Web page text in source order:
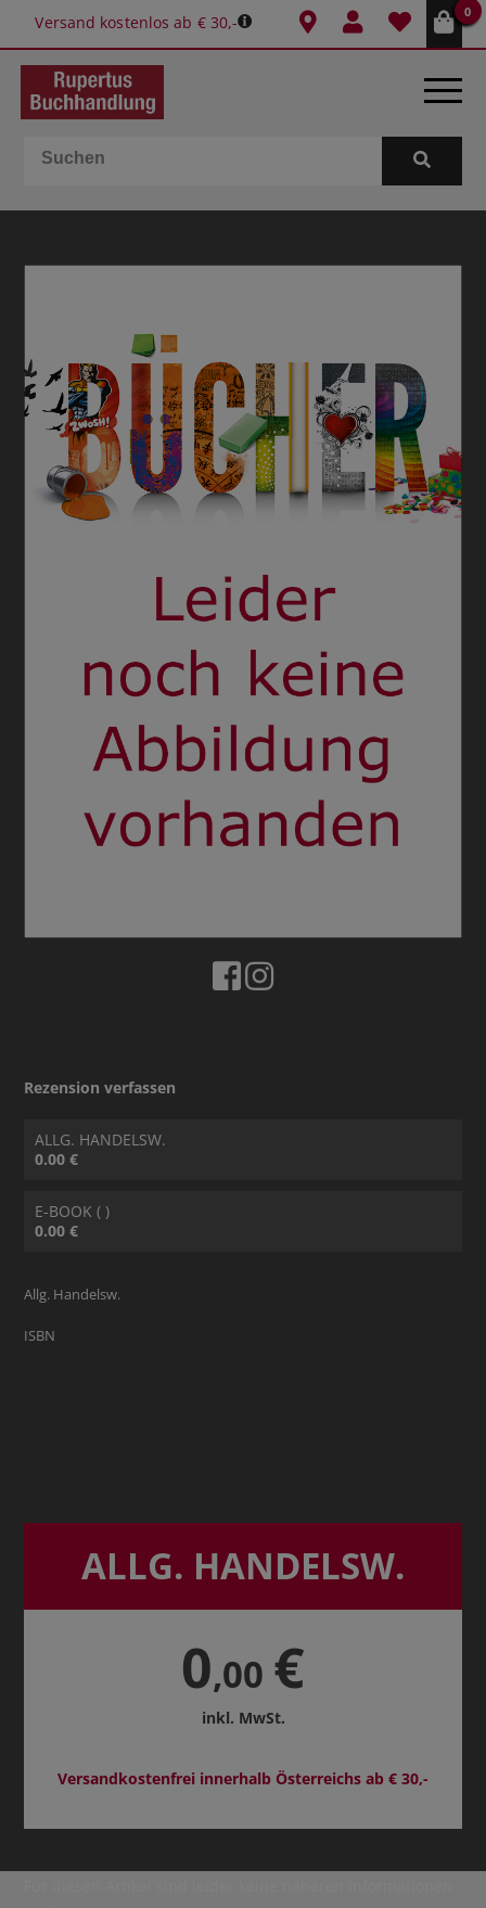
Versand kostenlos ab € 30,-
0
BÜCHER
GESCHENKIDEEN & MEHR
SCHULE & BÜRO
BUCHTIPPS
Rezension verfassen
ALLG. HANDELSW.
0.00 €
E-BOOK ( )
0.00 €
Allg. Handelsw.
ISBN
ALLG. HANDELSW.
0,00 €
inkl. MwSt.
Versandkostenfrei innerhalb Österreichs ab € 30,-